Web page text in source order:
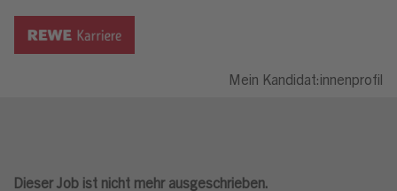
Mein Kandidat:innenprofil
Dieser Job ist nicht mehr ausgeschrieben.